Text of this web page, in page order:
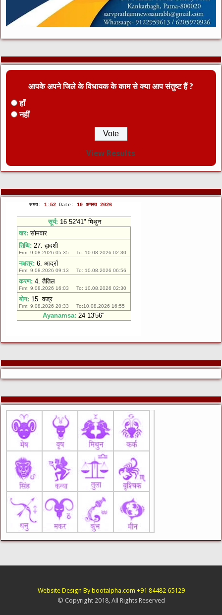
आपके अपने जिले के विधायक के काम से क्या आप संतुष्ट हैं ?
हाँ
नहीं
View Results
Website Design By bootalpha.com +91 84482 65129
© Copyright 2018, All Rights Reserved